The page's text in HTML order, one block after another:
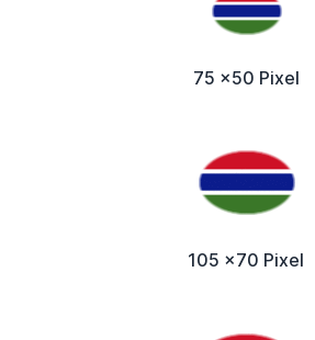
75 x50 Pixel
105 x70 Pixel